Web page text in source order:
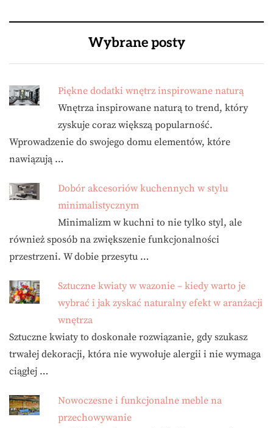
Wybrane posty
Piękne dodatki wnętrz inspirowane naturą
Wnętrza inspirowane naturą to trend, który
zyskuje coraz większą popularność.
Wprowadzenie do swojego domu elementów, które
nawiązują …
Dobór akcesoriów kuchennych w stylu
minimalistycznym
Minimalizm w kuchni to nie tylko styl, ale
również sposób na zwiększenie funkcjonalności
przestrzeni. W dobie przesytu …
Sztuczne kwiaty w wazonie – kiedy warto je
wybrać i jak zyskać naturalny efekt w aranżacji
wnętrza
Sztuczne kwiaty to doskonałe rozwiązanie, gdy szukasz
trwałej dekoracji, która nie wywołuje alergii i nie wymaga
ciągłej …
Nowoczesne i funkcjonalne meble na
przechowywanie